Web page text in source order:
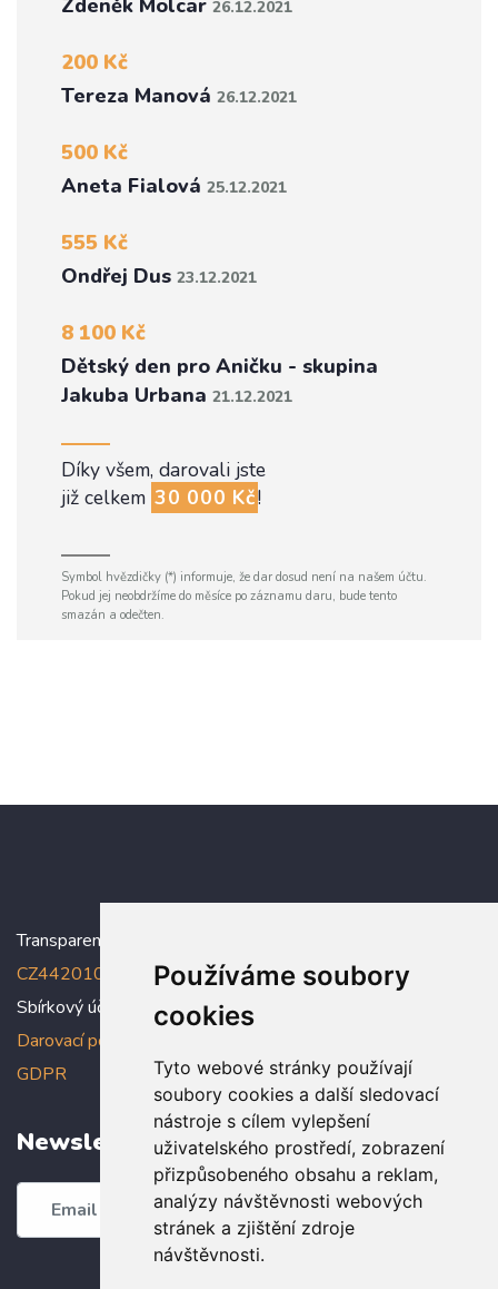
Používáme soubory
cookies
Tyto webové stránky používají
soubory cookies a další sledovací
nástroje s cílem vylepšení
uživatelského prostředí, zobrazení
přizpůsobeného obsahu a reklam,
analýzy návštěvnosti webových
stránek a zjištění zdroje
návštěvnosti.
Zdeněk Molcar 26.12.2021
200 Kč
Tereza Manová 26.12.2021
500 Kč
Aneta Fialová 25.12.2021
555 Kč
Ondřej Dus 23.12.2021
8 100 Kč
Dětský den pro Aničku - skupina
Jakuba Urbana 21.12.2021
Díky všem, darovali jste
již celkem 30 000 Kč!
Symbol hvězdičky (*) informuje, že dar dosud není na našem účtu.
Pokud jej neobdržíme do měsíce po záznamu daru, bude tento
smazán a odečten.
Transparentní účet:
CZ4420100000005005005006
Sbírkový účet: 5005005022/2010
Darovací podmínky
GDPR
Newsletter
Odebírat